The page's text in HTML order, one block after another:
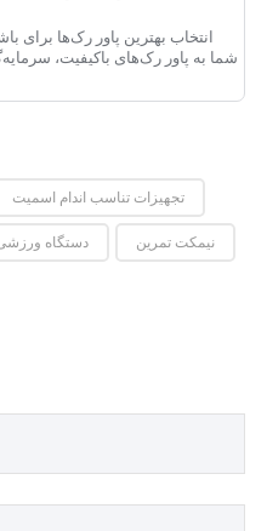
انتخاب بهترین پاور رک‌ها برای
شما به پاور رک‌های باکیفیت،
تجهیزات تناسب اندام اسمیت
دستگاه نیمکت تمرین